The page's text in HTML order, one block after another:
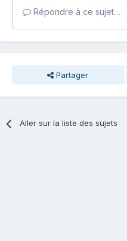
Répondre à ce sujet…
Partager
Aller sur la liste des sujets